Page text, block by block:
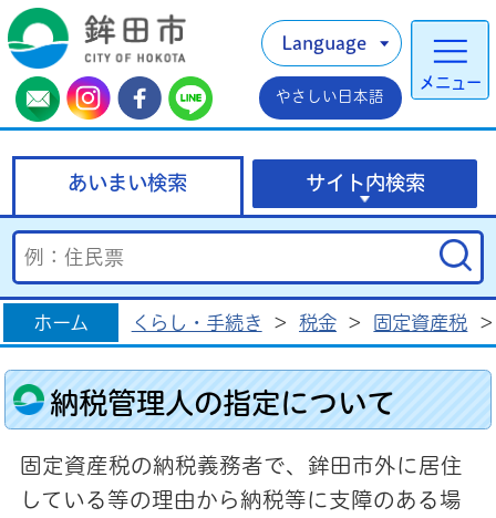
メニュー
Language
やさしい日本語
あいまい検索 サイト内検索
ホーム くらし・手続き > 税金 > 固定資産税 >
納税管理人の指定について
固定資産税の納税義務者で、鉾田市外に居住
している等の理由から納税等に支障のある場